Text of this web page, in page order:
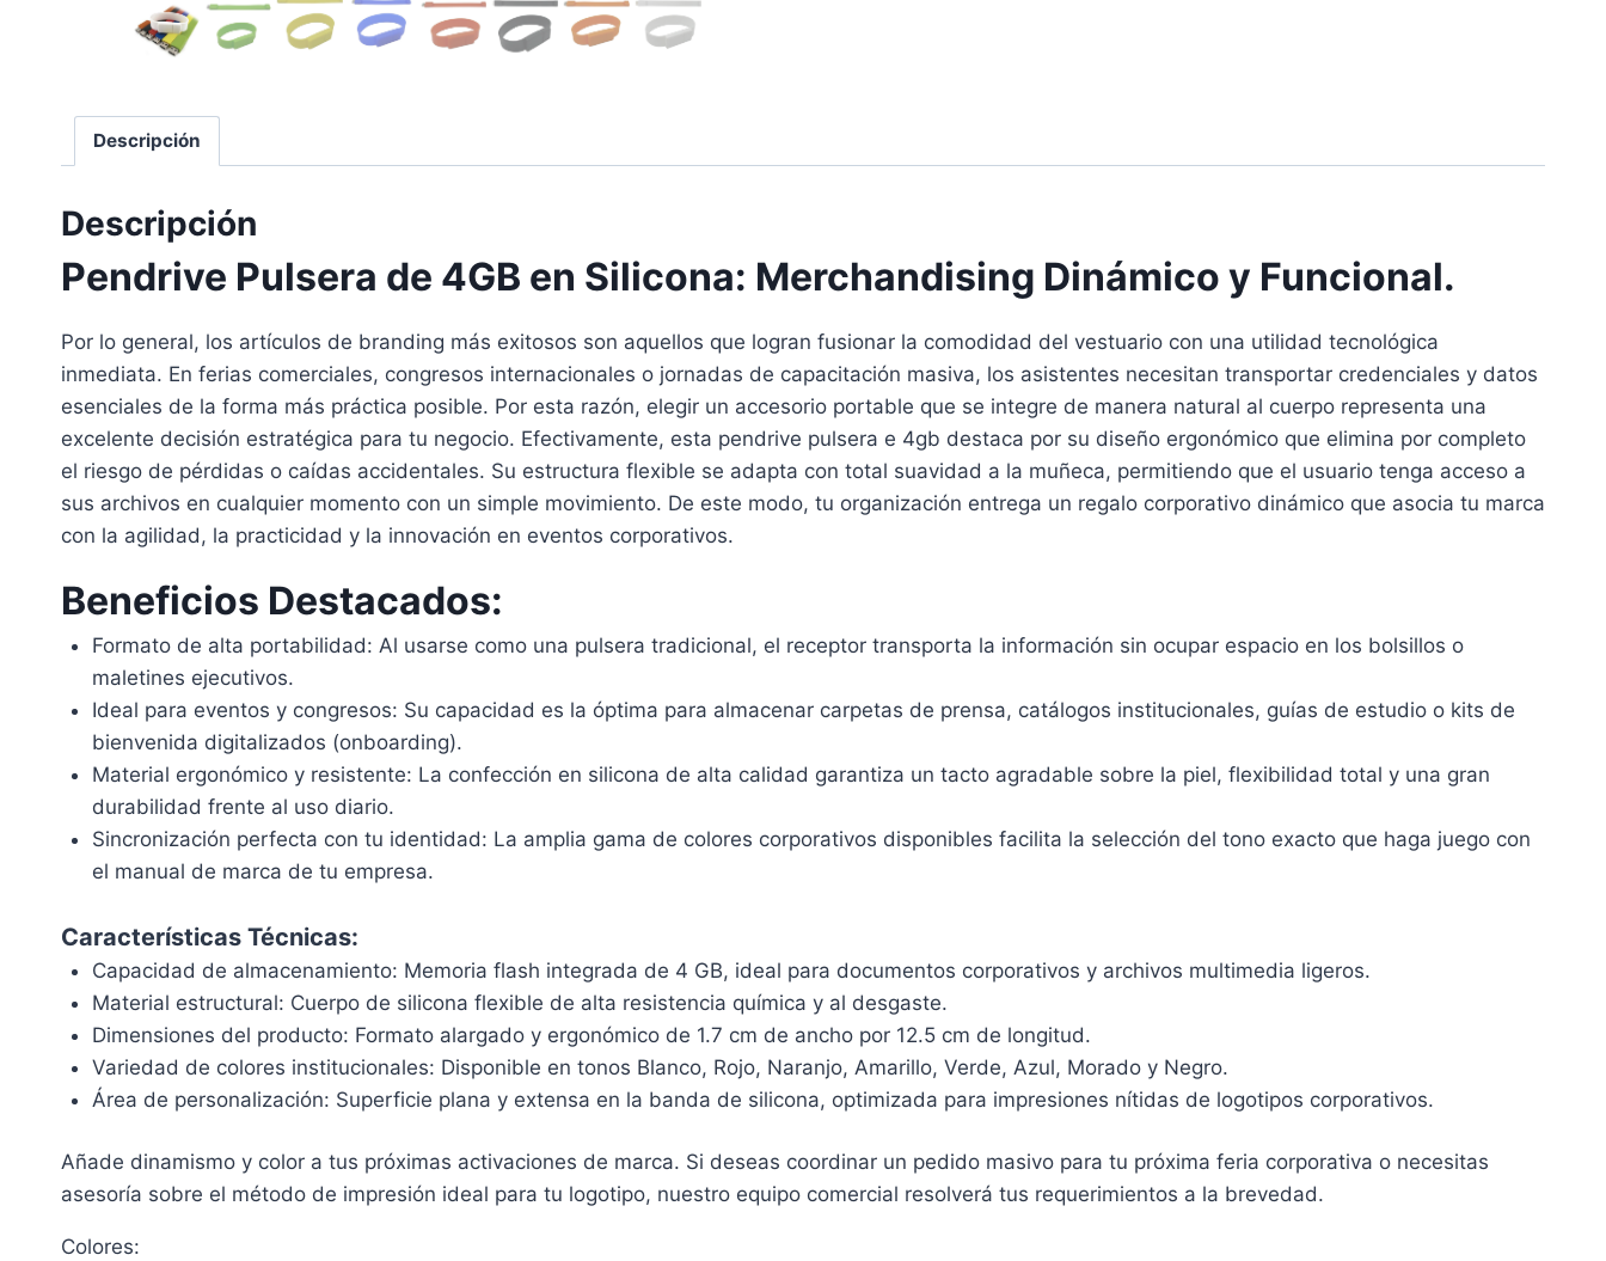
Descripción
Descripción
Pendrive Pulsera de 4GB en Silicona: Merchandising Dinámico y Funcional.
Por lo general, los artículos de branding más exitosos son aquellos que logran fusionar la comodidad del vestuario con una utilidad tecnológica
inmediata. En ferias comerciales, congresos internacionales o jornadas de capacitación masiva, los asistentes necesitan transportar credenciales y datos
esenciales de la forma más práctica posible. Por esta razón, elegir un accesorio portable que se integre de manera natural al cuerpo representa una
excelente decisión estratégica para tu negocio. Efectivamente, esta pendrive pulsera e 4gb destaca por su diseño ergonómico que elimina por completo
el riesgo de pérdidas o caídas accidentales. Su estructura flexible se adapta con total suavidad a la muñeca, permitiendo que el usuario tenga acceso a
sus archivos en cualquier momento con un simple movimiento. De este modo, tu organización entrega un regalo corporativo dinámico que asocia tu marca
con la agilidad, la practicidad y la innovación en eventos corporativos.
Beneficios Destacados:
Formato de alta portabilidad: Al usarse como una pulsera tradicional, el receptor transporta la información sin ocupar espacio en los bolsillos o
maletines ejecutivos.
Ideal para eventos y congresos: Su capacidad es la óptima para almacenar carpetas de prensa, catálogos institucionales, guías de estudio o kits de
bienvenida digitalizados (onboarding).
Material ergonómico y resistente: La confección en silicona de alta calidad garantiza un tacto agradable sobre la piel, flexibilidad total y una gran
durabilidad frente al uso diario.
Sincronización perfecta con tu identidad: La amplia gama de colores corporativos disponibles facilita la selección del tono exacto que haga juego con
el manual de marca de tu empresa.
Características Técnicas:
Capacidad de almacenamiento: Memoria flash integrada de 4 GB, ideal para documentos corporativos y archivos multimedia ligeros.
Material estructural: Cuerpo de silicona flexible de alta resistencia química y al desgaste.
Dimensiones del producto: Formato alargado y ergonómico de 1.7 cm de ancho por 12.5 cm de longitud.
Variedad de colores institucionales: Disponible en tonos Blanco, Rojo, Naranjo, Amarillo, Verde, Azul, Morado y Negro.
Área de personalización: Superficie plana y extensa en la banda de silicona, optimizada para impresiones nítidas de logotipos corporativos.
Añade dinamismo y color a tus próximas activaciones de marca. Si deseas coordinar un pedido masivo para tu próxima feria corporativa o necesitas
asesoría sobre el método de impresión ideal para tu logotipo, nuestro equipo comercial resolverá tus requerimientos a la brevedad.
Colores: